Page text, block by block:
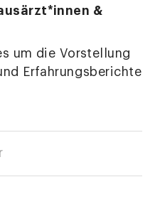
&
um die Vorstellung
Erfahrungsberichte